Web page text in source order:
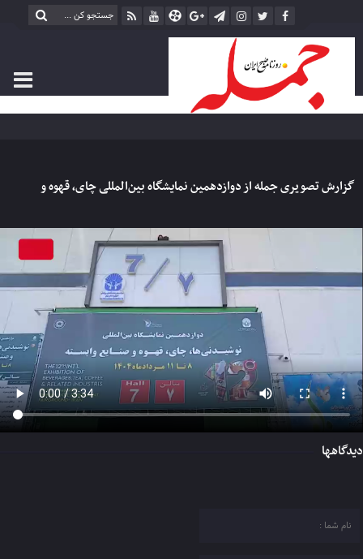
گزارش تصویری جمله از دوازدهمین نمایشگاه بین‌المللی چای، قهوه و
دیدگاهها